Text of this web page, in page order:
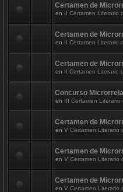
Certamen de
en II Certamen Literario
Certamen de
en II Certamen Literario
Certamen de
en II Certamen Literario
Concurso
en III Certamen Literario
Certamen de
en V Certamen Literario
Certamen de
en V Certamen Literario
Certamen de
en V Certamen Literario